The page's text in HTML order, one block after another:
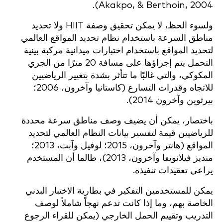
Akakpo, & Berthoin, 2004).
ولسوء الحظ، لا يمكن تحقيق وصفة HIIT ولا تحديد
مناطق السرعة باستخدام نظام تحديد المواقع العالمي
لتحديد المواقع باستخدام اختبارات ميدانية مركبة بينية
التحمل يتم إجراؤها على مسافة 20 مترًا من الجري
المكوكي، والتي غالبًا ما تتأثر بشدة بتغيير الرياضيين
للاتجاه وقدرات التسارع (كاستانيا وآخرون، 2006؛
بيرثوين وآخرون 2014).
باختصار، يمكن أن يضيف وصف مناطق سرعة محددة
للرياضيين قيمة لتفسير بيانات النظام العالمي لتحديد
المواقع (هانتر وآخرون، 2015؛ لوفيل وآبت، 2013؛
منديز فيلانويفا وآخرون، 2013)، طالما أن المستخدم
يراعي تعقيدات تنفيذه.
يمكن للمستخدمين التفكير في بطارية الاختبار البدني
الخاصة بهم، وما إذا كانت تدعم نهجاً شاملاً لوصف
التدريب وتقييم الحمل الخارجي (يمكن للقراء الرجوع